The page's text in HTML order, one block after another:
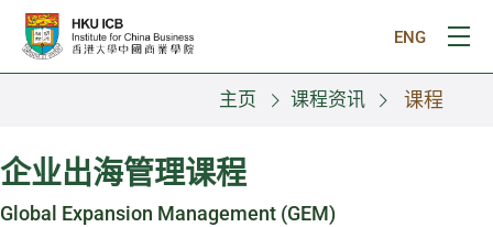
跳往主要内容
ENG
打
主页 课程资讯 课程
企业出海管理课程
Global Expansion Management (GEM)